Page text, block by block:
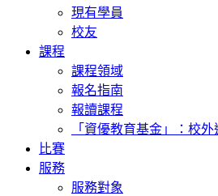
現有學員
校友
課程
課程領域
報名指南
報讀課程
「資優教育基金」：校
比賽
服務
服務對象